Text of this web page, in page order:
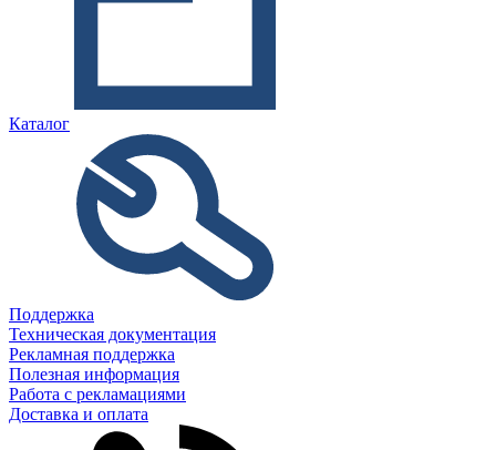
Каталог
Поддержка
Техническая документация
Рекламная поддержка
Полезная информация
Работа с рекламациями
Доставка и оплата